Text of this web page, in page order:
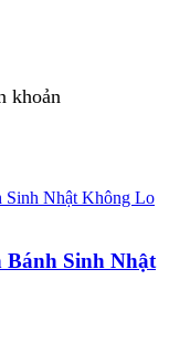
khoản
Sinh Nhật